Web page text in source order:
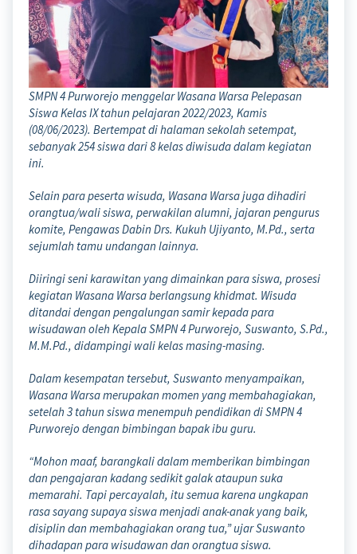
SMPN 4 Purworejo menggelar Wasana Warsa Pelepasan
Siswa Kelas IX tahun pelajaran 2022/2023, Kamis
(08/06/2023). Bertempat di halaman sekolah setempat,
sebanyak 254 siswa dari 8 kelas diwisuda dalam kegiatan
ini.
Selain para peserta wisuda, Wasana Warsa juga dihadiri
orangtua/wali siswa, perwakilan alumni, jajaran pengurus
komite, Pengawas Dabin Drs. Kukuh Ujiyanto, M.Pd., serta
sejumlah tamu undangan lainnya.
Diiringi seni karawitan yang dimainkan para siswa, prosesi
kegiatan Wasana Warsa berlangsung khidmat. Wisuda
ditandai dengan pengalungan samir kepada para
wisudawan oleh Kepala SMPN 4 Purworejo, Suswanto, S.Pd.,
M.M.Pd., didampingi wali kelas masing-masing.
Dalam kesempatan tersebut, Suswanto menyampaikan,
Wasana Warsa merupakan momen yang membahagiakan,
setelah 3 tahun siswa menempuh pendidikan di SMPN 4
Purworejo dengan bimbingan bapak ibu guru.
“Mohon maaf, barangkali dalam memberikan bimbingan
dan pengajaran kadang sedikit galak ataupun suka
memarahi. Tapi percayalah, itu semua karena ungkapan
rasa sayang supaya siswa menjadi anak-anak yang baik,
disiplin dan membahagiakan orang tua,” ujar Suswanto
dihadapan para wisudawan dan orangtua siswa.